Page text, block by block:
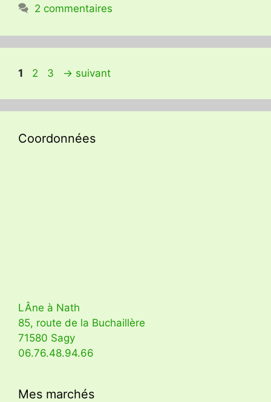
2 commentaires
Page
1 Page
2 Page
3 → suivant
Coordonnées
LÂne à Nath
85, route de la Buchaillère
71580 Sagy
06.76.48.94.66
Mes marchés